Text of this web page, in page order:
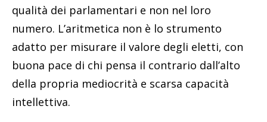
qualità dei parlamentari e non nel loro
numero. L’aritmetica non è lo strumento
adatto per misurare il valore degli eletti, con
buona pace di chi pensa il contrario dall’alto
della propria mediocrità e scarsa capacità
intellettiva.